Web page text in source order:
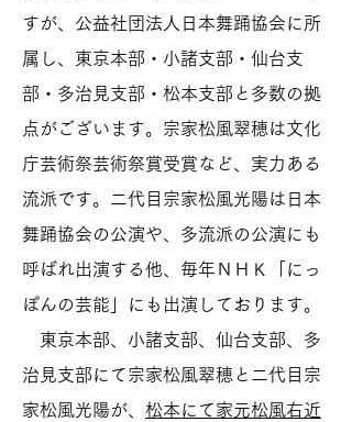
すが、公益社団法人日本舞踊協会に所
属し、東京本部・小諸支部・仙台支
部・多治見支部・松本支部と多数の拠
点がございます。宗家松風翠穂は文化
庁芸術祭芸術祭賞受賞など、実力ある
流派です。二代目宗家松風光陽は日本
舞踊協会の公演や、多流派の公演にも
呼ばれ出演する他、毎年ＮＨＫ「にっ
ぽんの芸能」にも出演しております。
東京本部、小諸支部、仙台支部、多
治見支部にて宗家松風翠穂と二代目宗
家松風光陽が、 松本にて家元松風右近